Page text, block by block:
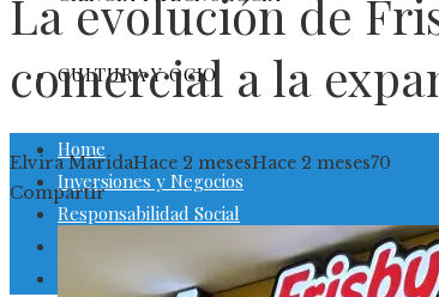
CULTURA Y OCIO
Home
Inversiones y Negocios
Responsabilidad Social
Cultura y ocio
La evolución de
comercial a la
Elvira MáridaHace 2 mesesHace 2 meses70
Facebook
Twitter
LinkedIn
Pinterest
Stumbleupon
Email
Compartir